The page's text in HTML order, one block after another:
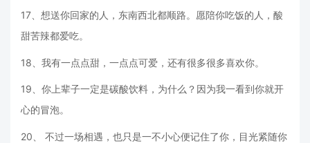
17、想送你回家的人，东南西北都顺路。愿陪你吃饭的人，酸
甜苦辣都爱吃。
18、我有一点点甜，一点点可爱，还有很多很多喜欢你。
19、你上辈子一定是碳酸饮料，为什么？因为我一看到你就开
心的冒泡。
20、 不过一场相遇，也只是一不小心便记住了你，目光紧随你